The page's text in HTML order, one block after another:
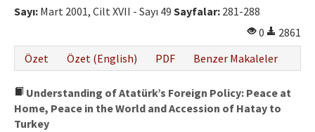
Sayı: Mart 2001, Cilt XVII - Sayı 49 Sayfalar: 281-288
0
2861
Özet
Özet (English) PDF Benzer Makaleler
Understanding of Atatürk’s Foreign Policy: Peace at
Home, Peace in the World and Accession of Hatay to
Turkey